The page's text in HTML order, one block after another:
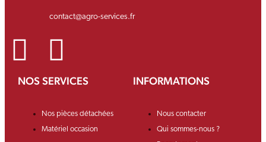
contact@agro-services.fr
NOS SERVICES
Nos pièces détachées
Matériel occasion
INFORMATIONS
Nous contacter
Qui sommes-nous ?